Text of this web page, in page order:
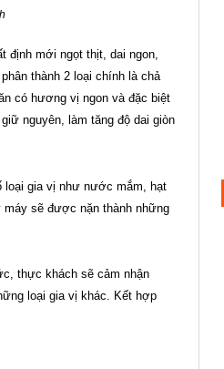
định mới ngọt thịt, dai ngon,
thành 2 loại chính là chả
có hương vị ngon và đặc biệt
nguyên, làm tăng độ dai giòn
loại gia vị như nước mắm, hạt
sẽ được nặn thành những
thực khách sẽ cảm nhận
loại gia vị khác. Kết hợp